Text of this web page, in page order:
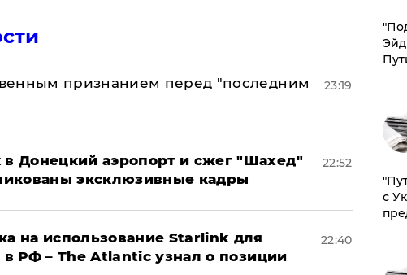
признанием перед "последним
23:19
Донецкий аэропорт и сжег "Шахед"
эксклюзивные кадры
22:52
на использование Starlink для
в РФ – The Atlantic узнал о позиции
22:40
с